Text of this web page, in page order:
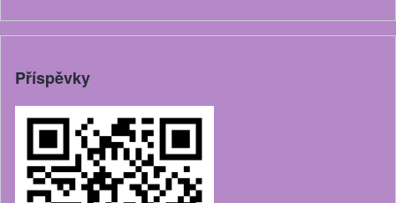
Příspěvky